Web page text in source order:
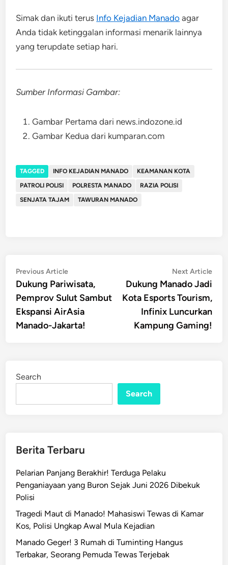
Simak dan ikuti terus Info Kejadian Manado agar
Anda tidak ketinggalan informasi menarik lainnya
yang terupdate setiap hari.
Sumber Informasi Gambar:
Gambar Pertama dari news.indozone.id
Gambar Kedua dari kumparan.com
TAGGED INFO KEJADIAN MANADO
KEAMANAN KOTA
PATROLI POLISI
POLRESTA MANADO
RAZIA POLISI
SENJATA TAJAM
TAWURAN MANADO
Post
navigation
Previous ArticlePrevious
article:
Dukung Pariwisata,
Pemprov Sulut Sambut
Ekspansi AirAsia
Manado-Jakarta!
Next Article
Dukung Manado Jadi
Kota Esports Tourism,
Infinix Luncurkan
Kampung Gaming!
Search
Search
Berita Terbaru
Pelarian Panjang Berakhir! Terduga Pelaku
Penganiayaan yang Buron Sejak Juni 2026 Dibekuk
Polisi
Tragedi Maut di Manado! Mahasiswi Tewas di Kamar
Kos, Polisi Ungkap Awal Mula Kejadian
Manado Geger! 3 Rumah di Tuminting Hangus
Terbakar, Seorang Pemuda Tewas Terjebak